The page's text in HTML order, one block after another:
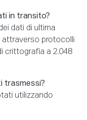
in transito?
dati di ultima
protocolli
crittografia a 2.048
trasmessi?
utilizzando